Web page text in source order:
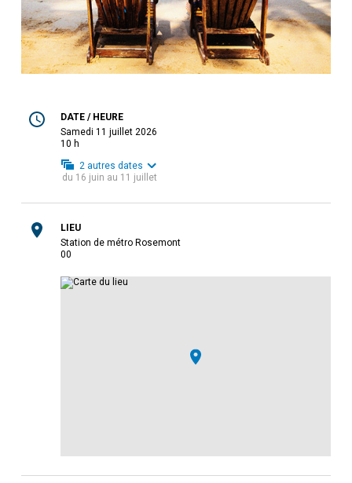
DATE / HEURE
samedi 11 juillet 2026
10 h
2 autres dates
du 16 juin au 11 juillet
LIEU
Station de métro Rosemont
00